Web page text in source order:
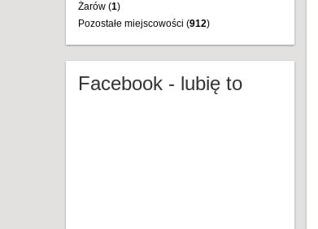
Żarów (1)
Pozostałe miejscowości (912)
Facebook - lubię to